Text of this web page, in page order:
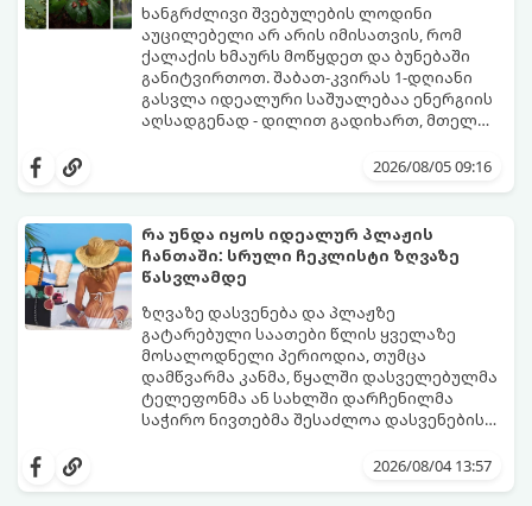
ხანგრძლივი შვებულების ლოდინი
აუცილებელი არ არის იმისათვის, რომ
ქალაქის ხმაურს მოწყდეთ და ბუნებაში
განიტვირთოთ. შაბათ-კვირას 1-დღიანი
გასვლა იდეალური საშუალებაა ენერგიის
აღსადგენად - დილით გადიხართ, მთელ
უკვე საკუთარ საწოლში გძინავთ.
მარტივ მარშრუტს თბილისიდან,2026/08/05 09:16
რა უნდა იყოს იდეალურ პლაჟის
ჩანთაში: სრული ჩეკლისტი ზღვაზე
წასვლამდე
ზღვაზე დასვენება და პლაჟზე
გატარებული საათები წლის ყველაზე
მოსალოდნელი პერიოდია, თუმცა
დამწვარმა კანმა, წყალში დასველებულმა
ტელეფონმა ან სახლში დარჩენილმა
საჭირო ნივთებმა შესაძლოა დასვენების
კომფორტულად იგრძნოთ და არაფერი
2026/08/04 13:57